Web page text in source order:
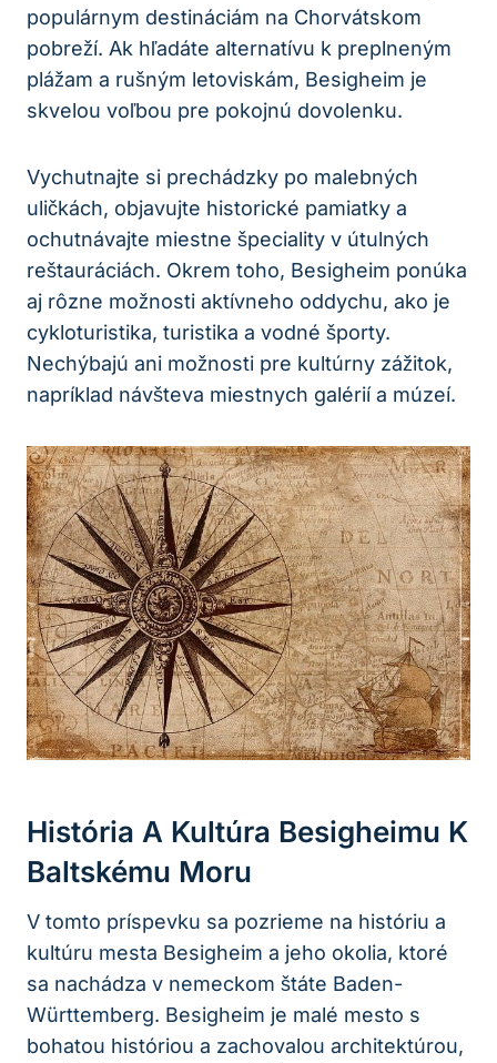
populárnym destináciám na Chorvátskom
pobreží. Ak hľadáte alternatívu k preplneným
plážam a rušným letoviskám, Besigheim je
skvelou voľbou pre pokojnú dovolenku.
Vychutnajte si prechádzky po malebných
uličkách, objavujte historické pamiatky a
ochutnávajte miestne špeciality v útulných
reštauráciách. Okrem toho, Besigheim ponúka
aj rôzne možnosti aktívneho oddychu, ako je
cykloturistika, turistika a vodné športy.
Nechýbajú ani možnosti pre kultúrny zážitok,
napríklad návšteva miestnych galérií a múzeí.
História A Kultúra Besigheimu K
Baltskému Moru
V tomto príspevku sa pozrieme na históriu a
kultúru mesta Besigheim a jeho okolia, ktoré
sa nachádza v nemeckom štáte Baden-
Württemberg. Besigheim je malé mesto s
bohatou históriou a zachovalou architektúrou,